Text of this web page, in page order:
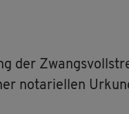
der
no­ta­ri­el­len